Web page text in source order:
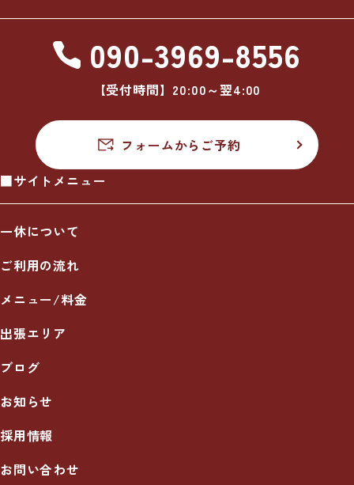
090-3969-8556
【受付時間】20:00～翌4:00
フォームからご予約
■サイトメニュー
一休について
ご利用の流れ
メニュー/料金
出張エリア
ブログ
お知らせ
採用情報
お問い合わせ